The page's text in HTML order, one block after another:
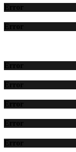
Error
Error
Error
Error
Error
Error
Error